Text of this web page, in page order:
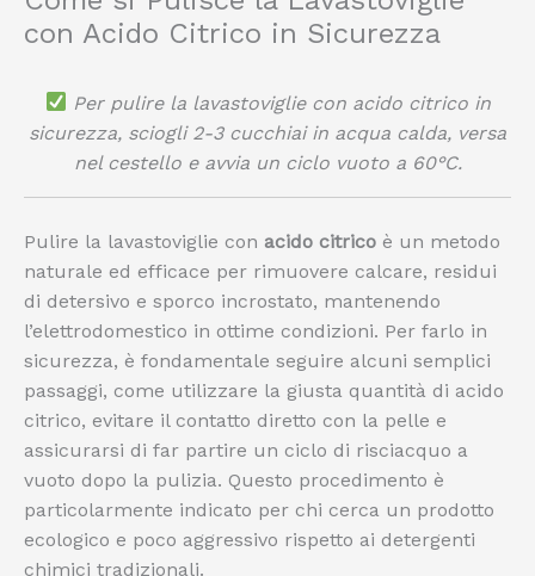
con Acido Citrico in Sicurezza
Per pulire la lavastoviglie con acido citrico in
sicurezza, sciogli 2-3 cucchiai in acqua calda, versa
nel cestello e avvia un ciclo vuoto a 60°C.
Pulire la lavastoviglie con acido citrico è un metodo
naturale ed efficace per rimuovere calcare, residui
di detersivo e sporco incrostato, mantenendo
l’elettrodomestico in ottime condizioni. Per farlo in
sicurezza, è fondamentale seguire alcuni semplici
passaggi, come utilizzare la giusta quantità di acido
citrico, evitare il contatto diretto con la pelle e
assicurarsi di far partire un ciclo di risciacquo a
vuoto dopo la pulizia. Questo procedimento è
particolarmente indicato per chi cerca un prodotto
ecologico e poco aggressivo rispetto ai detergenti
chimici tradizionali.